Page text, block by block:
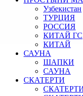
Узбекистан
ТУРЦИЯ
РОССИЯ
КИТАЙ ГС
КИТАЙ
САУНА
ШАПКИ
САУНА
СКАТЕРТИ